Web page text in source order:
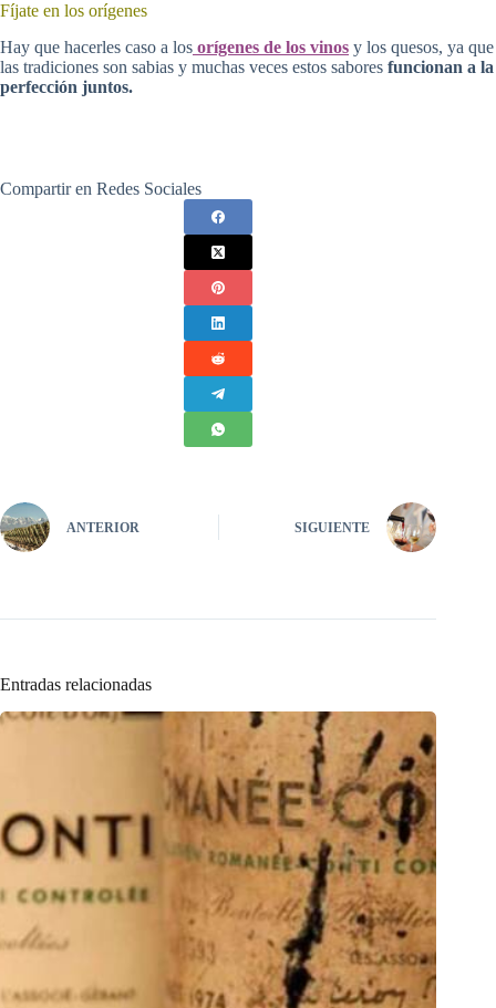
Fíjate en los orígenes
Hay que hacerles caso a los orígenes de los vinos y los quesos, ya que
las tradiciones son sabias y muchas veces estos sabores funcionan a la
perfección juntos.
Compartir en Redes Sociales
ANTERIOR SIGUIENTE
Entradas relacionadas